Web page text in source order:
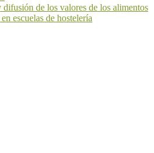
de los valores de los alimentos
escuelas de hostelería